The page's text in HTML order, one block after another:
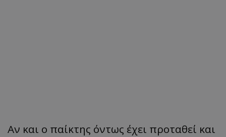
Αν και ο παίκτης όντως έχει προταθεί και